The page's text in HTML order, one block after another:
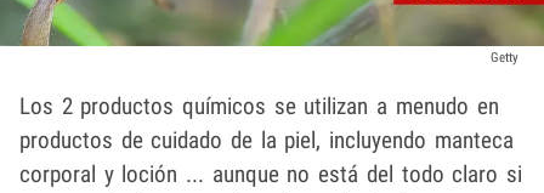
Getty
Los 2 productos químicos se utilizan a menudo en
productos de cuidado de la piel, incluyendo manteca
corporal y loción ... aunque no está del todo claro si